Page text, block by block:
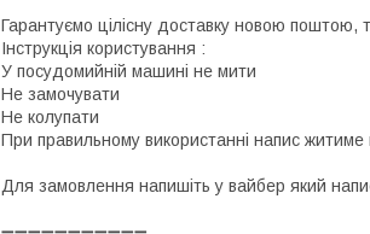
Гарантуємо цілісну доставку новою поштою,
Інструкція користування :
У посудомийній машині не мити
Не замочувати
Не колупати
При правильному використанні напис житиме
Для замовлення напишіть у вайбер який